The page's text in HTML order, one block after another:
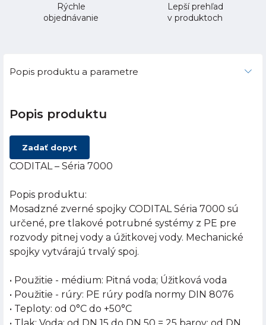
Rýchle
objednávanie
Lepší prehľad
v produktoch
Popis produktu a parametre
Popis produktu
Zadať dopyt
CODITAL – Séria 7000
Popis produktu:
Mosadzné zverné spojky CODITAL Séria 7000 sú
určené, pre tlakové potrubné systémy z PE pre
rozvody pitnej vody a úžitkovej vody. Mechanické
spojky vytvárajú trvalý spoj.
• Použitie - médium: Pitná voda; Úžitková voda
• Použitie - rúry: PE rúry podľa normy DIN 8076
• Teploty: od 0°C do +50°C
• Tlak: Voda: od DN 15 do DN 50 = 25 barov; od DN